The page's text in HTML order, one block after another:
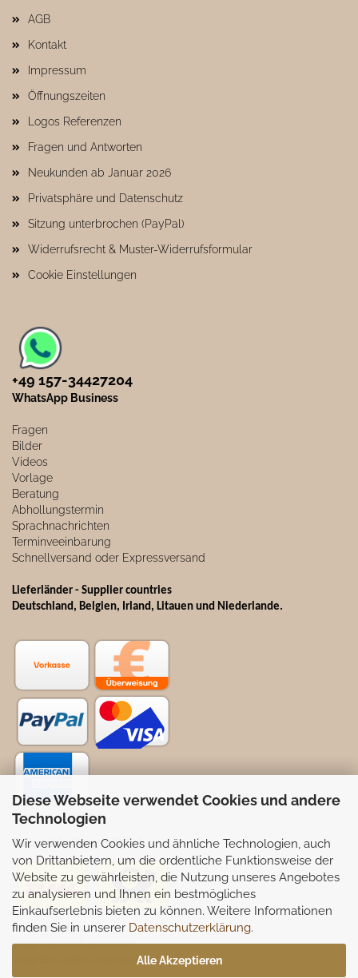
Diese Webseite verwendet Cookies und andere
Technologien
Wir verwenden Cookies und ähnliche Technologien, auch
von Drittanbietern, um die ordentliche Funktionsweise der
Website zu gewährleisten, die Nutzung unseres Angebotes
zu analysieren und Ihnen ein bestmögliches
Einkaufserlebnis bieten zu können. Weitere Informationen
finden Sie in unserer Datenschutzerklärung.
Alle Akzeptieren
AGB
Kontakt
Impressum
Öffnungszeiten
Logos Referenzen
Fragen und Antworten
Neukunden ab Januar 2026
Privatsphäre und Datenschutz
Sitzung unterbrochen (PayPal)
Widerrufsrecht & Muster-Widerrufsformular
Cookie Einstellungen
+49 157-34427204​
WhatsApp Business
Fragen
Bilder
Videos
Vorlage
Beratung
Abhollungstermin
Sprachnachrichten
Terminveeinbarung
Schnellversand oder Expressversand
Lieferländer - Supplier countries
Deutschland, Belgien, Irland, Litauen und Niederlande.
Selbstabhollung möglich
Partnerseiten:
www.murmelbuntes.de
www.der-kleine-dekoladen.de